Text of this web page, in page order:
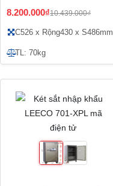
8.200.000₫10.439.000₫
C526 x Rộng430 x S486mm
TL: 70kg